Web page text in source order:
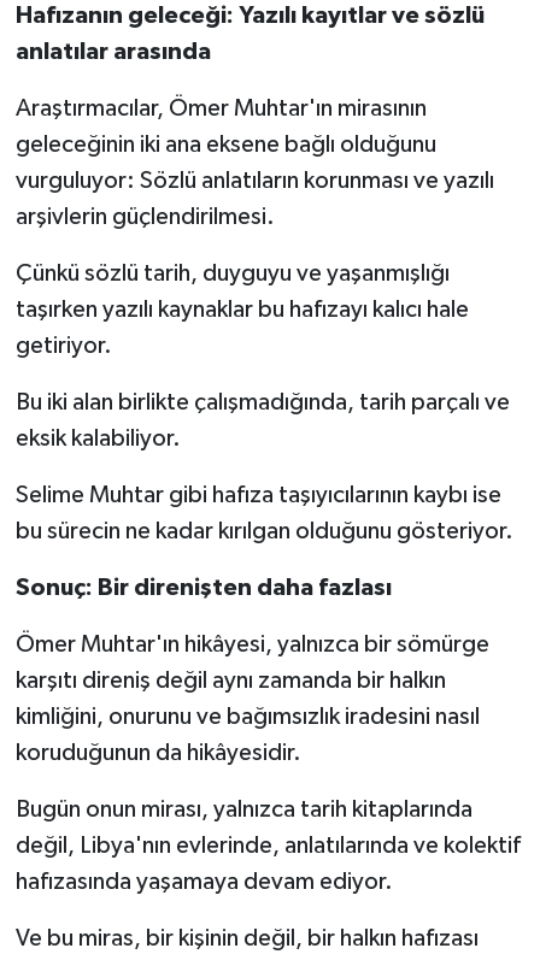
Hafızanın geleceği: Yazılı kayıtlar ve sözlü
anlatılar arasında
Araştırmacılar, Ömer Muhtar'ın mirasının
geleceğinin iki ana eksene bağlı olduğunu
vurguluyor: Sözlü anlatıların korunması ve yazılı
arşivlerin güçlendirilmesi.
Çünkü sözlü tarih, duyguyu ve yaşanmışlığı
taşırken yazılı kaynaklar bu hafızayı kalıcı hale
getiriyor.
Bu iki alan birlikte çalışmadığında, tarih parçalı ve
eksik kalabiliyor.
Selime Muhtar gibi hafıza taşıyıcılarının kaybı ise
bu sürecin ne kadar kırılgan olduğunu gösteriyor.
Sonuç: Bir direnişten daha fazlası
Ömer Muhtar'ın hikâyesi, yalnızca bir sömürge
karşıtı direniş değil aynı zamanda bir halkın
kimliğini, onurunu ve bağımsızlık iradesini nasıl
koruduğunun da hikâyesidir.
Bugün onun mirası, yalnızca tarih kitaplarında
değil, Libya'nın evlerinde, anlatılarında ve kolektif
hafızasında yaşamaya devam ediyor.
Ve bu miras, bir kişinin değil, bir halkın hafızası